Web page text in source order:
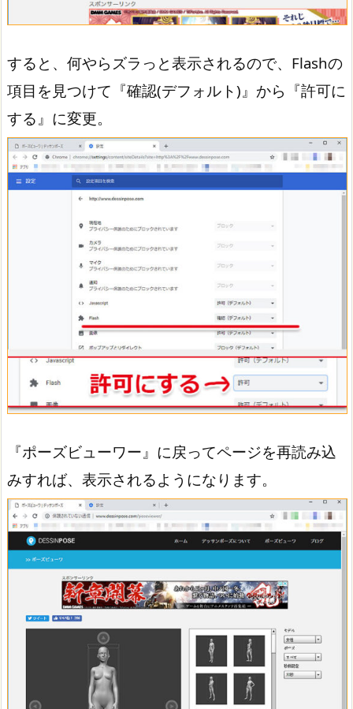
すると、何やらズラっと表示されるので、Flashの
項目を見つけて『確認(デフォルト)』から『許可に
する』に変更。
『ポーズビューワー』に戻ってページを再読み込
みすれば、表示されるようになります。